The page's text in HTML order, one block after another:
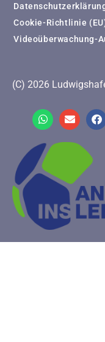
Cookie-Richtlinie
Videoüberwachung-
(C) 2026